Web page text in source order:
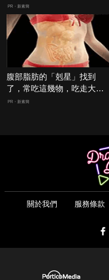
小！
PR・新素簡
腹部脂肪的「剋星」找到
了，常吃這幾物，吃走大肚
囊，瘦出小蠻腰
PR・新素簡
關於我們 服務條款